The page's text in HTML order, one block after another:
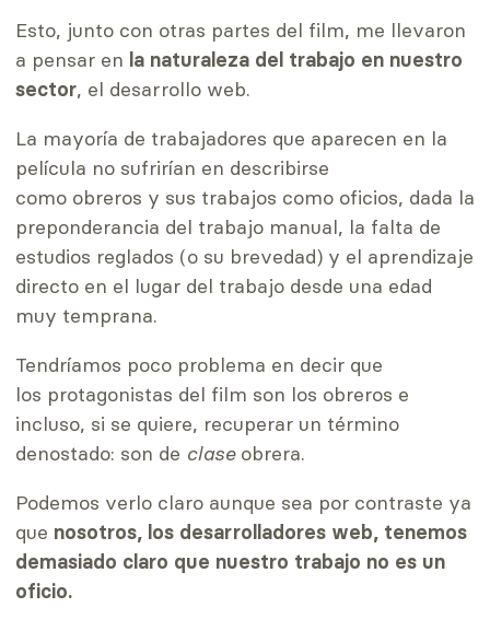
Esto, junto con otras partes del film, me llevaron
a pensar en la naturaleza del trabajo en nuestro
sector, el desarrollo web.
La mayoría de trabajadores que aparecen en la
película no sufrirían en describirse
como obreros y sus trabajos como oficios, dada la
preponderancia del trabajo manual, la falta de
estudios reglados (o su brevedad) y el aprendizaje
directo en el lugar del trabajo desde una edad
muy temprana.
Tendríamos poco problema en decir que
los protagonistas del film son los obreros e
incluso, si se quiere, recuperar un término
denostado: son de claseobrera.
Podemos verlo claro aunque sea por contraste ya
que nosotros, los desarrolladores web, tenemos
demasiado claro que nuestro trabajo no es un
oficio.